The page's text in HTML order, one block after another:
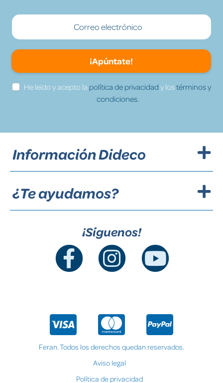
¡Apúntate!
He leído y acepto la política de privacidad y lostérminos y
condiciones.
Información Dideco
¿Te ayudamos?
¡Síguenos!
Feran. Todos los derechos quedan reservados.
Aviso legal
Política de privacidad